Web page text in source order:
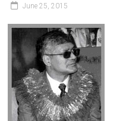
June 25, 2015